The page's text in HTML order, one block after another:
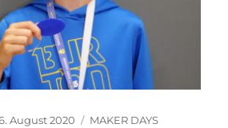
August 2020 Kategorien
MAKER DAYS